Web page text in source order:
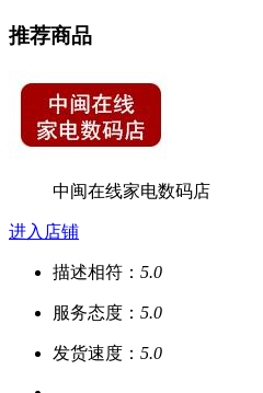
推荐商品
中闽在线家电数码店
进入店铺
描述相符： 5.0
服务态度： 5.0
发货速度： 5.0